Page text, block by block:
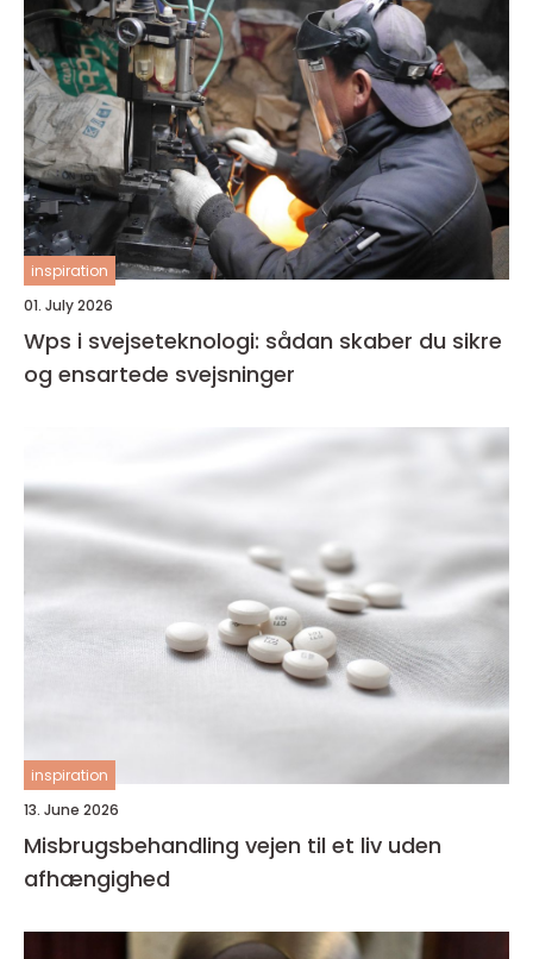
inspiration
01. July 2026
Wps i svejseteknologi: sådan skaber du sikre
og ensartede svejsninger
inspiration
13. June 2026
Misbrugsbehandling vejen til et liv uden
afhængighed